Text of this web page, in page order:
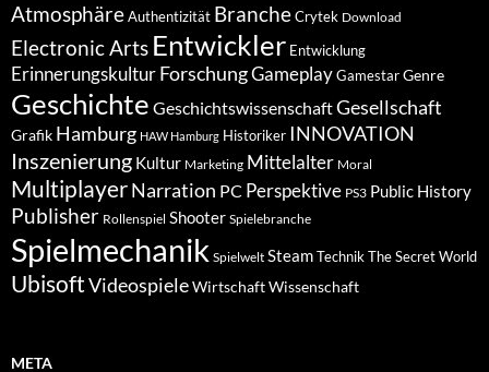
Atmosphäre Authentizität Branche Crytek Download
Electronic Arts Entwickler Entwicklung
Erinnerungskultur ForschungGameplay Gamestar Genre
Geschichte GeschichtswissenschaftGesellschaft
Grafik Hamburg HAW Hamburg Historiker INNOVATION
Inszenierung Kultur Marketing Mittelalter Moral
MultiplayerNarration PC Perspektive PS3 Public History
Publisher Rollenspiel Shooter Spielebranche
Spielmechanik Spielwelt Steam Technik The Secret World
UbisoftVideospieleWirtschaftWissenschaft
META